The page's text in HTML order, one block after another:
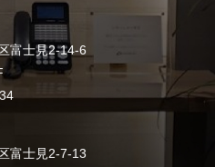
富士見2-14-6
富士見2-7-13